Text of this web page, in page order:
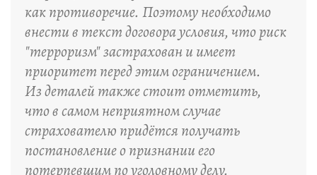
как противоречие. Поэтому необходимо
внести в текст договора условия, что риск
"терроризм" застрахован и имеет
приоритет перед этим ограничением.
Из деталей также стоит отметить,
что в самом неприятном случае
страхователю придётся получать
постановление о признании его
потерпевшим по уголовному делу.